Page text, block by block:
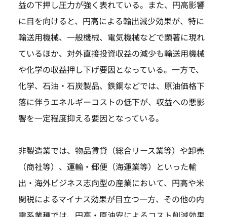
益の下押し圧力が強く表れている。また、円高影響
に目を向けると、円高による輸出減少効果が、特に
輸送用機械、一般機械、電気機械などで顕著に現れ
ているほか、対外直接投資収益の減少も輸送用機械
や化学の収益押し下げ要因となっている。一方で、
化学、石油・石炭製品、鉄鋼などでは、原油価格下
落に伴うエネルギーコストの低下が、収益への悪影
響を一定程度抑える要因となっている。
非製造業では、物品賃貸（総合リース業等）や卸売
（商社等）、運輸・郵便（海運業等）といった輸
出・海外ビジネス志向型の産業において、円高や米
関税によるマイナス効果が目立つ一方、その他の内